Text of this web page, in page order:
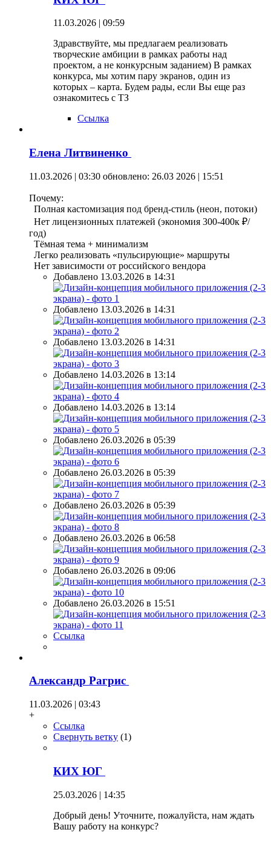
11.03.2026 | 09:59
Здравствуйте, мы предлагаем реализовать
творческие амбиции в рамках работы над
проектом, а не конкурсным заданием) В рамках
конкурса, мы хотим пару экранов, один из
которых – карта. Будем рады, если Вы еще раз
ознакомитесь с ТЗ
Ссылка
Елена Литвиненко
11.03.2026 | 03:30 обновлено: 26.03 2026 | 15:51
Почему:
Полная кастомизация под бренд-стиль (неон, потоки)
Нет лицензионных платежей (экономия 300-400к ₽/
год)
Тёмная тема + минимализм
Легко реализовать «пульсирующие» маршруты
Нет зависимости от российского вендора
Добавлено 13.03.2026 в 14:31
Добавлено 13.03.2026 в 14:31
Добавлено 13.03.2026 в 14:31
Добавлено 14.03.2026 в 13:14
Добавлено 14.03.2026 в 13:14
Добавлено 26.03.2026 в 05:39
Добавлено 26.03.2026 в 05:39
Добавлено 26.03.2026 в 05:39
Добавлено 26.03.2026 в 06:58
Добавлено 26.03.2026 в 09:06
Добавлено 26.03.2026 в 15:51
Ссылка
Александр Рагрис
11.03.2026 | 03:43
+
Ссылка
Свернуть ветку (1)
КИХ ЮГ
25.03.2026 | 14:35
Добрый день! Уточните, пожалуйста, нам ждать
Вашу работу на конкурс?